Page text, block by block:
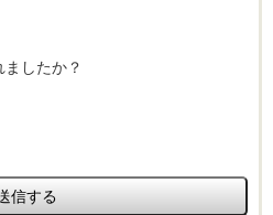
したか？